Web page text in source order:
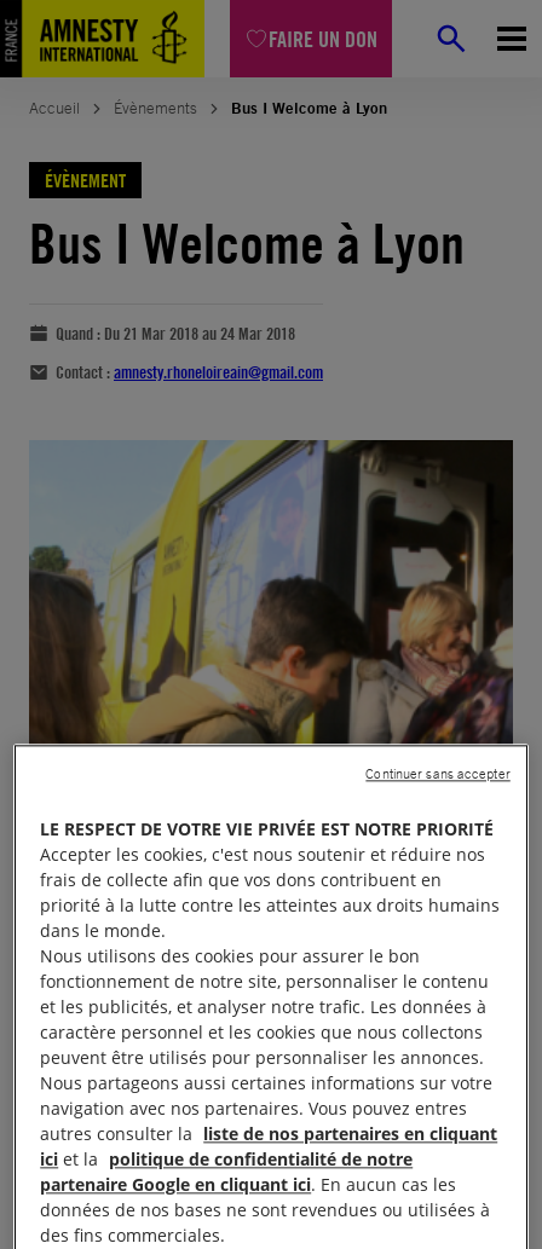
FAIRE UN DON
Accueil Évènements Bus I Welcome à Lyon
ÉVÈNEMENT
Bus I Welcome à Lyon
Quand : Du 21 Mar 2018 au 24 Mar 2018
Contact :amnesty.rhoneloireain@gmail.com
Le Bus I Welcome sera à Lyon du 22 au 25 mars de
11 h à 18 h, place Carnot avec une exposition et
des vidéos. Animations avec permanences assurées
par les membres d’Amnesty de la région. Table de
presse avec documentation d’Amnesty et d’Alwane,
association de soutien aux enfants syriens.
Animations autour du bus : musiques dont le Duo
LE RESPECT DE VOTRE VIE PRIVÉE EST NOTRE PRIORITÉ
Accepter les cookies, c'est nous soutenir et réduire nos
frais de collecte afin que vos dons contribuent en
priorité à la lutte contre les atteintes aux droits humains
dans le monde.
Nous utilisons des cookies pour assurer le bon
fonctionnement de notre site, personnaliser le contenu
et les publicités, et analyser notre trafic. Les données à
caractère personnel et les cookies que nous collectons
peuvent être utilisés pour personnaliser les annonces.
Nous partageons aussi certaines informations sur votre
navigation avec nos partenaires. Vous pouvez entres
autres consulter la liste de nos partenaires en cliquant
ici et la politique de confidentialité de notre
partenaire Google en cliquant ici. En aucun cas les
données de nos bases ne sont revendues ou utilisées à
des fins commerciales.
Continuer sans accepter